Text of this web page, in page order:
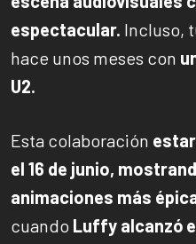
espectacular. Incluso,
hace unos meses con
U2.
Esta colaboración
el 16 de junio,
animaciones más
cuando Luffy alcanzó